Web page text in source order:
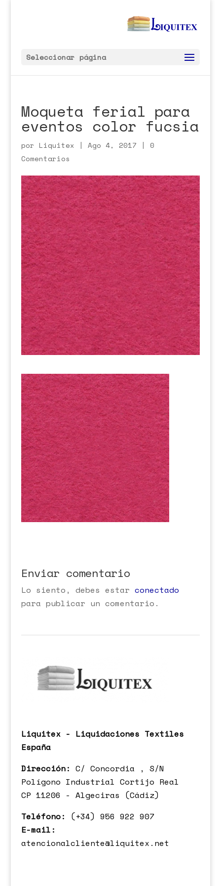
Seleccionar página
Moqueta ferial para
eventos color fucsia
por Liquitex | Ago 4, 2017 | 0
Comentarios
Enviar comentario
Lo siento, debes estar conectado
para publicar un comentario.
Liquitex - Liquidaciones Textiles
España
Dirección: C/ Concordia , S/N
Polígono Industrial Cortijo Real
CP 11206 - Algeciras (Cádiz)
Teléfono:
(+34) 956 922 907
E-mail:
atencionalcliente@liquitex.net